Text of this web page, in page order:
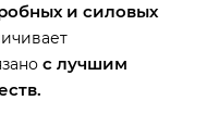
и силовых
с лучшим